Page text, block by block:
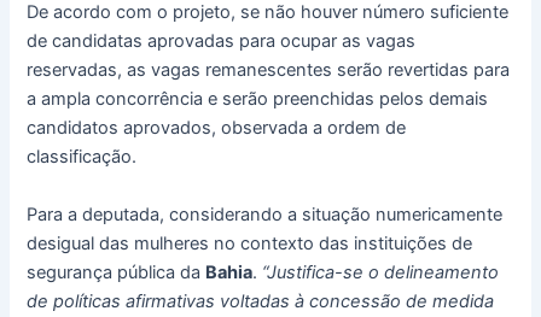
De acordo com o projeto, se não houver número suficiente
de candidatas aprovadas para ocupar as vagas
reservadas, as vagas remanescentes serão revertidas para
a ampla concorrência e serão preenchidas pelos demais
candidatos aprovados, observada a ordem de
classificação.
Para a deputada, considerando a situação numericamente
desigual das mulheres no contexto das instituições de
segurança pública da Bahia. “Justifica-se o delineamento
de políticas afirmativas voltadas à concessão de medida